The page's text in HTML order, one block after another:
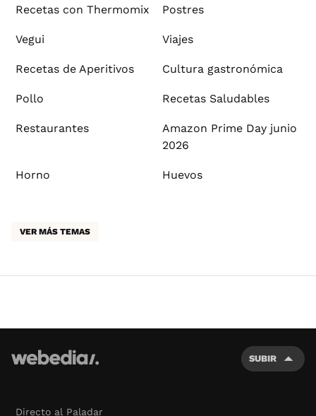
Recetas con Thermomix Postres
Vegui Viajes
Recetas de Aperitivos Cultura gastronómica
Pollo Recetas Saludables
Restaurantes
Amazon Prime Day junio
2026
Horno Huevos
VER MÁS TEMAS
SUBIR
Directo al Paladar